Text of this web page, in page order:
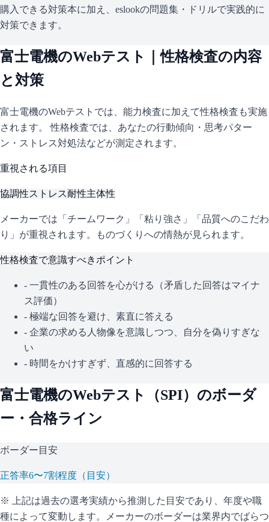
購入できる対策本に加え、eslookの問題集・ドリルで実践的に
対策できます。
富士電機のWebテスト｜性格検査の内容
と対策
富士電機のWebテストでは、能力検査に加えて性格検査も実施
されます。 性格検査では、あなたの行動傾向・思考パター
ン・ストレス対処法などが測定されます。
重視される項目
協調性ストレス耐性主体性
メーカーでは「チームワーク」「粘り強さ」「品質へのこだわ
り」が重視されます。ものづくりへの情熱が見られます。
性格検査で意識すべきポイント
- 一貫性のある回答を心がける（矛盾した回答はマイナ
ス評価）
- 極端な回答を避け、素直に答える
- 企業の求める人物像を意識しつつ、自分を偽りすぎな
い
- 時間をかけすぎず、直感的に回答する
富士電機のWebテスト（SPI）のボーダ
ー・合格ライン
ボーダー目安
正答率6〜7割程度（目安）
※ 上記は過去の選考実績から推測した目安であり、年度や職
種によって変動します。
メーカーのボーダーは業界内でばらつ